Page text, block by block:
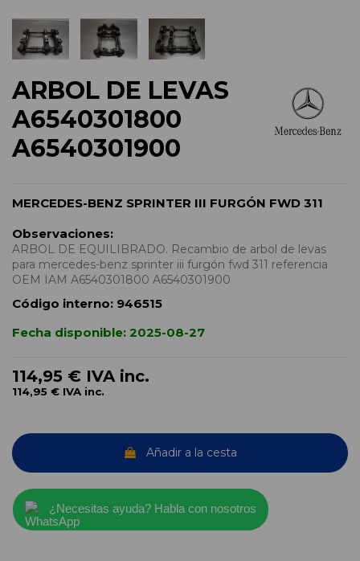
ARBOL DE LEVAS
A6540301800
A6540301900
MERCEDES-BENZ SPRINTER III FURGÓN FWD 311
Observaciones:
ARBOL DE EQUILIBRADO. Recambio de arbol de levas
para mercedes-benz sprinter iii furgón fwd 311 referencia
OEM IAM A6540301800 A6540301900
Código interno: 946515
Fecha disponible: 2025-08-27
114,95 € IVA inc.
114,95 € IVA inc.
Añadir a la cesta
¿Necesitas ayuda? Habla con nosotros